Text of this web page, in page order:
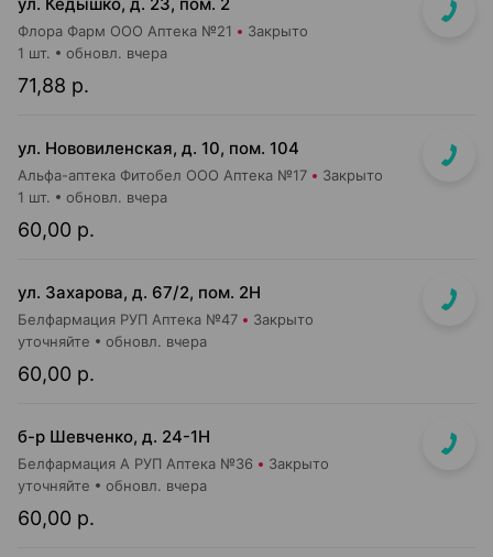
Флора Фарм ООО Аптека №21 Закрыто
71,88 р.
1 шт. обновл. вчера
ул. Нововиленская, д. 10, пом. 104
Альфа-аптека Фитобел ООО Аптека №17 Закрыто
60,00 р.
1 шт. обновл. вчера
ул. Захарова, д. 67/2, пом. 2Н
Белфармация РУП Аптека №47 Закрыто
60,00 р.
уточняйте обновл. вчера
б-р Шевченко, д. 24-1Н
Белфармация А РУП Аптека №36 Закрыто
60,00 р.
уточняйте обновл. вчера